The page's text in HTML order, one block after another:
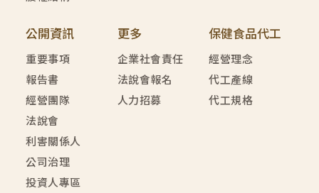
公開資訊
重要事項
報告書
經營團隊
法說會
利害關係人
公司治理
投資人專區
更多
企業社會責任
法說會報名
人力招募
保健食品代工
經營理念
代工產線
代工規格